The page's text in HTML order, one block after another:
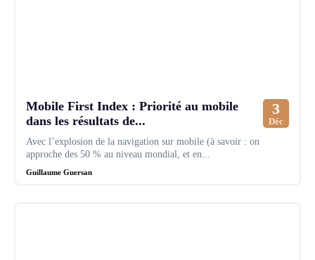
Mobile First Index : Priorité au mobile
dans les résultats de...
3
Déc
Avec l’explosion de la navigation sur mobile (à savoir : on
approche des 50 % au niveau mondial, et en...
Guillaume Guersan